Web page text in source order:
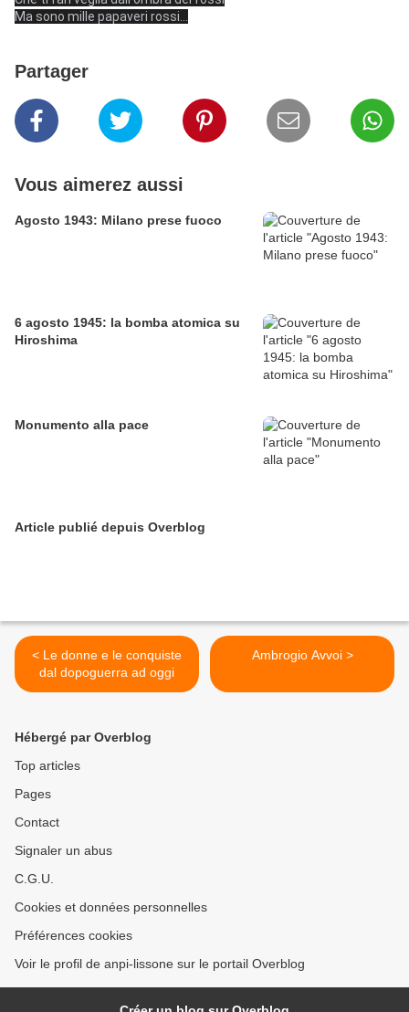
Ma sono mille papaveri rossi
Partager
Vous aimerez aussi
Agosto 1943: Milano prese fuoco
6 agosto 1945: la bomba atomica su
Hiroshima
Monumento alla pace
Article publié depuis Overblog
< Le donne e le conquiste
dal dopoguerra ad oggi
Ambrogio Avvoi >
Hébergé par Overblog
Top articles
Pages
Contact
Signaler un abus
C.G.U.
Cookies et données personnelles
Préférences cookies
Voir le profil de anpi-lissone sur le portail Overblog